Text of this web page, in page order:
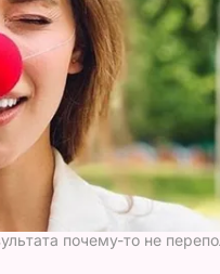
почему-то не